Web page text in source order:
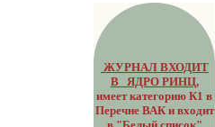
ЖУРНАЛ ВХОДИТ
В ЯДРО РИНЦ,
имеет категорию К1 в
Перечне ВАК и входит